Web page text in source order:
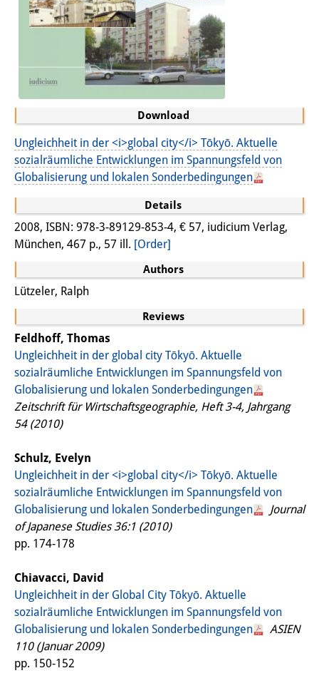
Miscellanea
Podcasts
Former Publication Series
Library
The Library is open to the public.
Please contact us in advance.
Catalogue
Bandō Collection
Trilingual Glossary of Demographic
Special Collections in Japanese
University Libraries
Join us!
Job Openings
Senior Research Fellows
Doctoral Scholarship Programme
Scholar in Residence Programme
Internship
Links
Contact
Access
Media Contact
Download
Ungleichheit in der <i>global city</i> Tōkyō. Aktuelle
sozialräumliche Entwicklungen im Spannungsfeld von
Globalisierung und lokalen Sonderbedingungen
Details
2008, ISBN: 978-3-89129-853-4, € 57, iudicium Verlag,
München, 467 p., 57 ill. [Order]
Authors
Lützeler, Ralph
Reviews
Feldhoff, Thomas
Ungleichheit in der global city Tōkyō. Aktuelle
sozialräumliche Entwicklungen im Spannungsfeld von
Globalisierung und lokalen Sonderbedingungen
Zeitschrift für Wirtschaftsgeographie, Heft 3-4, Jahrgang
54 (2010)
Schulz, Evelyn
Ungleichheit in der <i>global city</i> Tōkyō. Aktuelle
sozialräumliche Entwicklungen im Spannungsfeld von
Globalisierung und lokalen Sonderbedingungen
Journal
of Japanese Studies 36:1 (2010)
pp. 174-178
Chiavacci, David
Ungleichheit in der Global City Tōkyō. Aktuelle
sozialräumliche Entwicklungen im Spannungsfeld von
Globalisierung und lokalen Sonderbedingungen
ASIEN
110 (Januar 2009)
pp. 150-152